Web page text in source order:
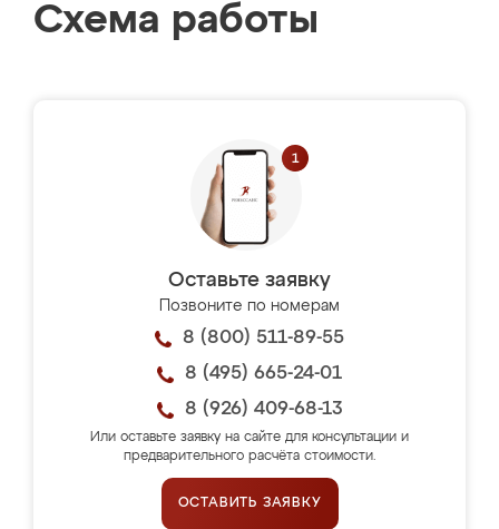
Схема работы
Оставьте заявку
Позвоните по номерам
8 (800) 511-89-55
8 (495) 665-24-01
8 (926) 409-68-13
Или оставьте заявку на сайте для консультации и
предварительного расчёта стоимости.
ОСТАВИТЬ ЗАЯВКУ